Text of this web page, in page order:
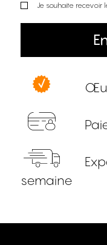
Je souhaite recevoir
semaine